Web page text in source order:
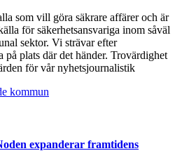
som vill göra säkrare affärer och är
för säkerhetsansvariga inom såväl
sektor. Vi strävar efter
på plats där det händer. Trovärdighet
för vår nyhetsjournalistik
kommun
expanderar framtidens